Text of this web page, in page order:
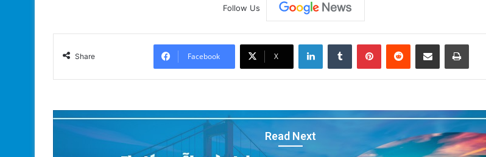
Follow Us
Share Facebook X
LinkedInTumblr PinterestReddit Share via Email Print
Read Next